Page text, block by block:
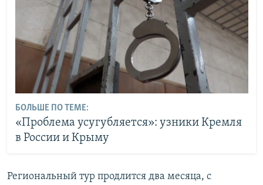
БОЛЬШЕ ПО ТЕМЕ:
«Проблема усугубляется»: узники Кремля
в России и Крыму
Региональный тур продлится два месяца, с